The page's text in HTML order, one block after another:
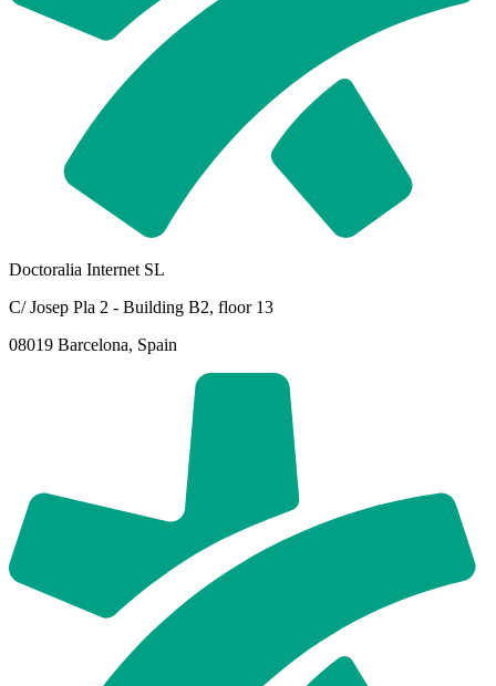
Doctoralia Internet SL
C/ Josep Pla 2 - Building B2, floor 13
08019 Barcelona, Spain